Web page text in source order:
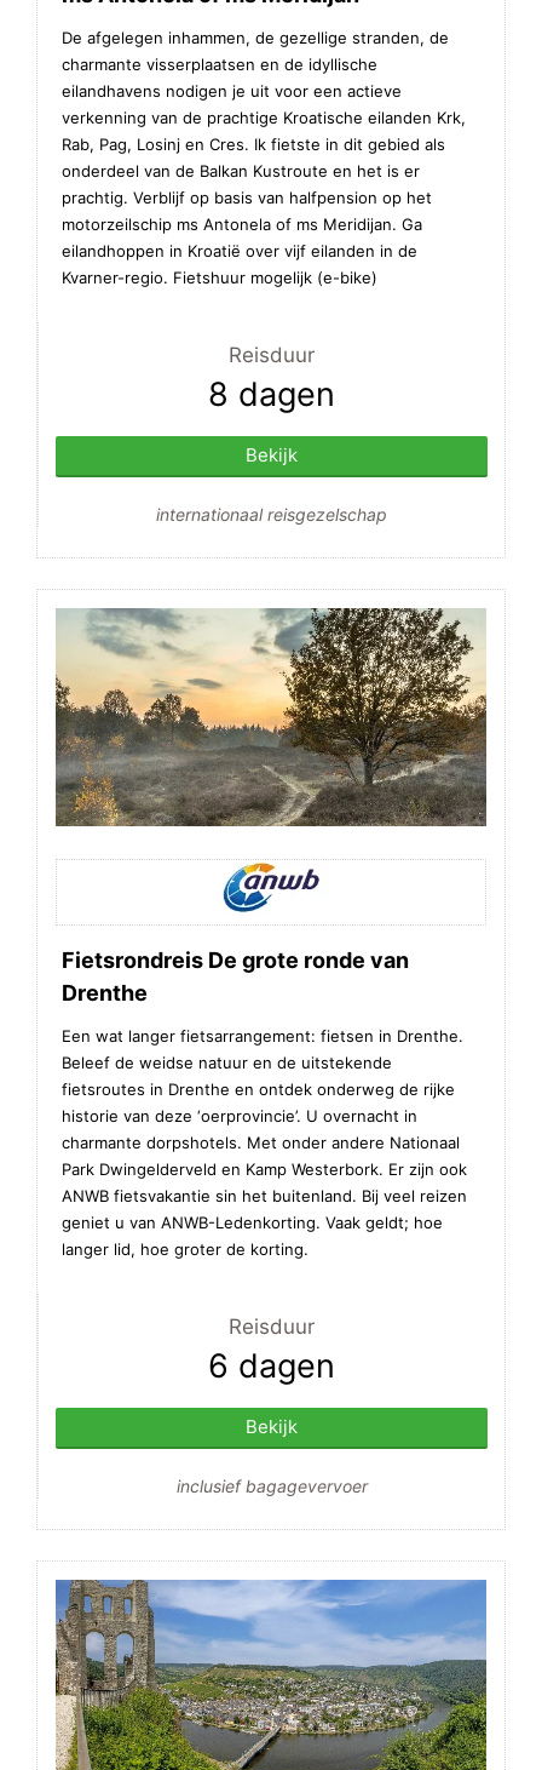
De afgelegen inhammen, de gezellige stranden, de
charmante visserplaatsen en de idyllische
eilandhavens nodigen je uit voor een actieve
verkenning van de prachtige Kroatische eilanden Krk,
Rab, Pag, Losinj en Cres. Ik fietste in dit gebied als
onderdeel van de Balkan Kustroute en het is er
prachtig. Verblijf op basis van halfpension op het
motorzeilschip ms Antonela of ms Meridijan. Ga
eilandhoppen in Kroatië over vijf eilanden in de
Kvarner-regio. Fietshuur mogelijk (e-bike)
Reisduur
8 dagen
Bekijk
internationaal reisgezelschap
Fietsrondreis De grote ronde van
Drenthe
Een wat langer fietsarrangement: fietsen in Drenthe.
Beleef de weidse natuur en de uitstekende
fietsroutes in Drenthe en ontdek onderweg de rijke
historie van deze ‘oerprovincie’. U overnacht in
charmante dorpshotels. Met onder andere Nationaal
Park Dwingelderveld en Kamp Westerbork. Er zijn ook
ANWB fietsvakantie sin het buitenland. Bij veel reizen
geniet u van ANWB-Ledenkorting. Vaak geldt; hoe
langer lid, hoe groter de korting.
Reisduur
6 dagen
Bekijk
inclusief bagagevervoer